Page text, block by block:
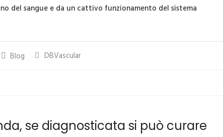
del sangue e da un cattivo funzionamento del sistema
Blog DBVascular
se diagnosticata si può curare